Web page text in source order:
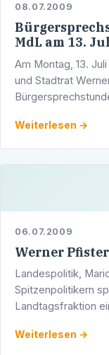
08.07.2009
MdL am 13.
Am Montag, 13.
und Stadtrat
Weiterlesen →
06.07.2009
Werner
Landespolitik,
Spitzenpolitikern
Landtagsfraktion
Weiterlesen →